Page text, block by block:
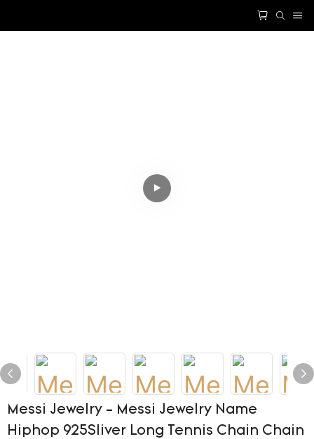
Messi Jewelry - Messi Jewelry Name
Hiphop 925Sliver Long Tennis Chain Chain